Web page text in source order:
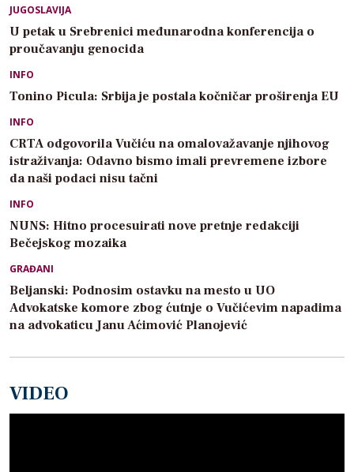
JUGOSLAVIJA
U petak u Srebrenici međunarodna konferencija o
proučavanju genocida
INFO
Tonino Picula: Srbija je postala kočničar proširenja EU
INFO
CRTA odgovorila Vučiću na omalovažavanje njihovog
istraživanja: Odavno bismo imali prevremene izbore
da naši podaci nisu tačni
INFO
NUNS: Hitno procesuirati nove pretnje redakciji
Bečejskog mozaika
GRAĐANI
Beljanski: Podnosim ostavku na mesto u UO
Advokatske komore zbog ćutnje o Vučićevim napadima
na advokaticu Janu Aćimović Planojević
VIDEO